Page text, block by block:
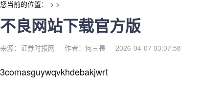
您当前的位置： > >
不良网站下载官方版
来源：证券时报网 作者：何三畏 2026-04-07 03:07:58
3comasguywqvkhdebakjwrt